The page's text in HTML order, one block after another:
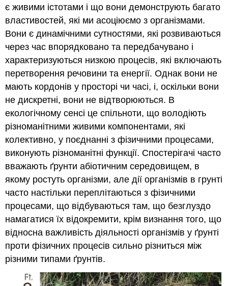
динамічні,
різноманітні
вчинки
D
Динамічні
грунту
різноманітність
грунтів
є живими істотами і що вони демонструють багато
властивостей, які ми асоціюємо з організмами.
Вони є динамічними сутностями, які розвиваються
через час впорядковано та передбачувано і
характеризуються низкою процесів, які включають
перетворення речовини та енергії. Однак вони не
мають кордонів у просторі чи часі, і, оскільки вони
не дискретні, вони не відтворюються. В
екологічному сенсі це спільноти, що володіють
різноманітними живими компонентами, які
колективно, у поєднанні з фізичними процесами,
виконують різноманітні функції. Спостерігачі часто
вважають ґрунти абіотичним середовищем, в
якому ростуть організми, але дії організмів в грунті
часто настільки переплітаються з фізичними
процесами, що відбуваються там, що безглуздо
намагатися їх відокремити, крім визнання того, що
відносна важливість діяльності організмів у ґрунті
проти фізичних процесів сильно різниться між
різними типами ґрунтів.